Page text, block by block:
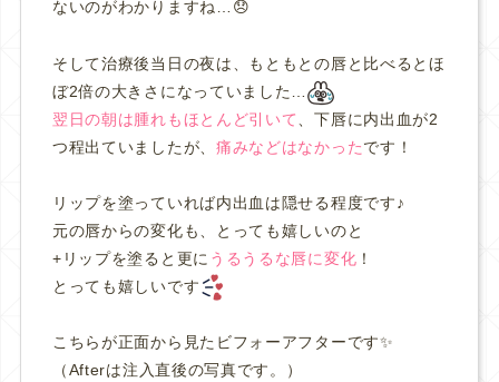
ないのがわかりますね…😞
そして治療後当日の夜は、もともとの唇と比べるとほ
ぼ2倍の大きさになっていました…
翌日の朝は腫れもほとんど引いて
、下唇に内出血が2
つ程出ていましたが、 痛みなどはなかったです！
リップを塗っていれば内出血は隠せる程度です♪
元の唇からの変化も、とっても嬉しいのと
+リップを塗ると更に うるうるな唇に変化 ！
とっても嬉しいです
こちらが正面から見たビフォーアフターです✨
（Afterは注入直後の写真です。）